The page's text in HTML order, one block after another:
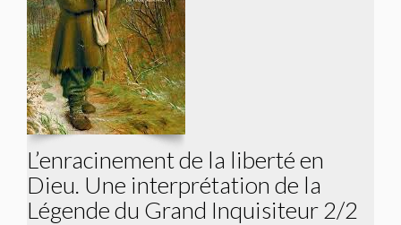
L’enracinement de la liberté en
Dieu. Une interprétation de la
Légende du Grand Inquisiteur 2/2